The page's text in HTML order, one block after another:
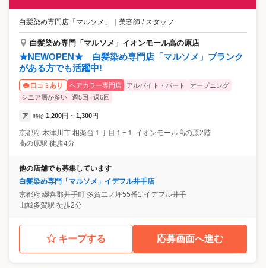
白髪染め専門店「マルソメ」 美容師 / スタッフ
白髪染め専門「マルソメ」イオンモール高の原店
★NEWOPEN★ 白髪染め専門店「マルソメ」ブランク
がある方でも活躍中!
口コミあり ヘアカラー専門店 アルバイト・パート
オープニング
シニア層が多い
週5回 週6回
ア 時給 1,200円 ~ 1,300円
京都府 木津川市 相楽台１丁目１−１ イオンモール高の原2階
高の原駅 徒歩4分
他の店舗でも募集しています
白髪染め専門「マルソメ」イデフル井手店
京都府 綴喜郡井手町 多賀二ノ坪55番1 イデフル井手
山城多賀駅 徒歩2分
キープする 応募画面へ進む